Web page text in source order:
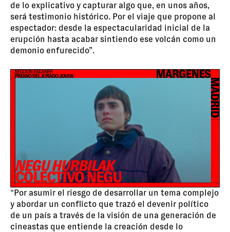
de lo explicativo y capturar algo que, en unos años,
será testimonio histórico. Por el viaje que propone al
espectador: desde la espectacularidad inicial de la
erupción hasta acabar sintiendo ese volcán como un
demonio enfurecido”.
“Por asumir el riesgo de desarrollar un tema complejo
y abordar un conflicto que trazó el devenir político
de un país a través de la visión de una generación de
cineastas que entiende la creación desde lo